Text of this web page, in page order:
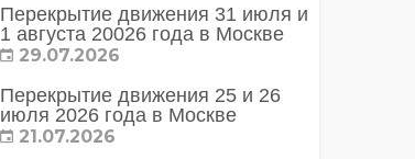
Перекрытие движения 31 июля и
1 августа 20026 года в Москве
29.07.2026
Перекрытие движения 25 и 26
июля 2026 года в Москве
21.07.2026